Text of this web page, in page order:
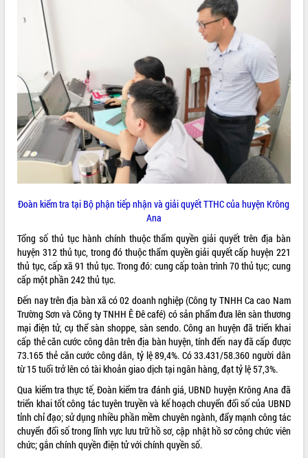
Đoàn kiểm tra tại Bộ phận tiếp nhận và giải quyết TTHC của huyện Krông
Ana
Tổng số thủ tục hành chính thuộc thẩm quyền giải quyết trên địa bàn
huyện 312 thủ tục, trong đó thuộc thẩm quyền giải quyết cấp huyện 221
thủ tục, cấp xã 91 thủ tục. Trong đó: cung cấp toàn trình 70 thủ tục; cung
cấp một phần 242 thủ tục.
Đến nay trên địa bàn xã có 02 doanh nghiệp (Công ty TNHH Ca cao Nam
Trường Sơn và Công ty TNHH Ê Đê café) có sản phẩm đưa lên sàn thương
mại điện tử, cụ thể sàn shoppe, sàn sendo. Công an huyện đã triển khai
cấp thẻ căn cước công dân trên địa bàn huyện, tính đến nay đã cấp được
73.165 thẻ căn cước công dân, tỷ lệ 89,4%. Có 33.431/58.360 người dân
từ 15 tuổi trở lên có tài khoản giao dịch tại ngân hàng, đạt tỷ lệ 57,3%.
Qua kiểm tra thực tế, Đoàn kiểm tra đánh giá, UBND huyện Krông Ana đã
triển khai tốt công tác tuyên truyền và kế hoạch chuyển đổi số của UBND
tỉnh chỉ đạo; sử dụng nhiều phần mềm chuyên ngành, đẩy mạnh công tác
chuyển đổi số trong lĩnh vực lưu trữ hồ sơ, cập nhật hồ sơ công chức viên
chức; gắn chính quyền điện tử với chính quyền số.